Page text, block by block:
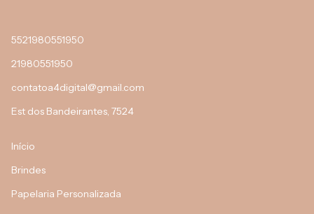
5521980551950
21980551950
contatoa4digital@gmail.com
Est dos Bandeirantes, 7524
Início
Brindes
Papelaria Personalizada